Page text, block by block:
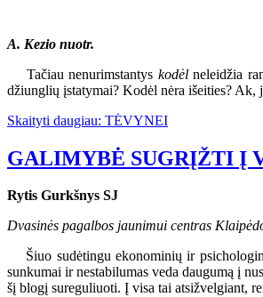
A. Kezio nuotr.
Tačiau nenurimstantys kodėlneleidžia
džiunglių įstatymai? Kodėl nėra išeities? Ak,
Skaityti daugiau: TĖVYNEI
GALIMYBĖ SUGRĮŽTI Į
Rytis Gurkšnys SJ
Dvasinės pagalbos jaunimui centras
Šiuo sudėtingu ekonominių ir
sunkumai ir nestabilumas veda daugumą į
šį blogį sureguliuoti. Į visa tai atsižvelgiant,